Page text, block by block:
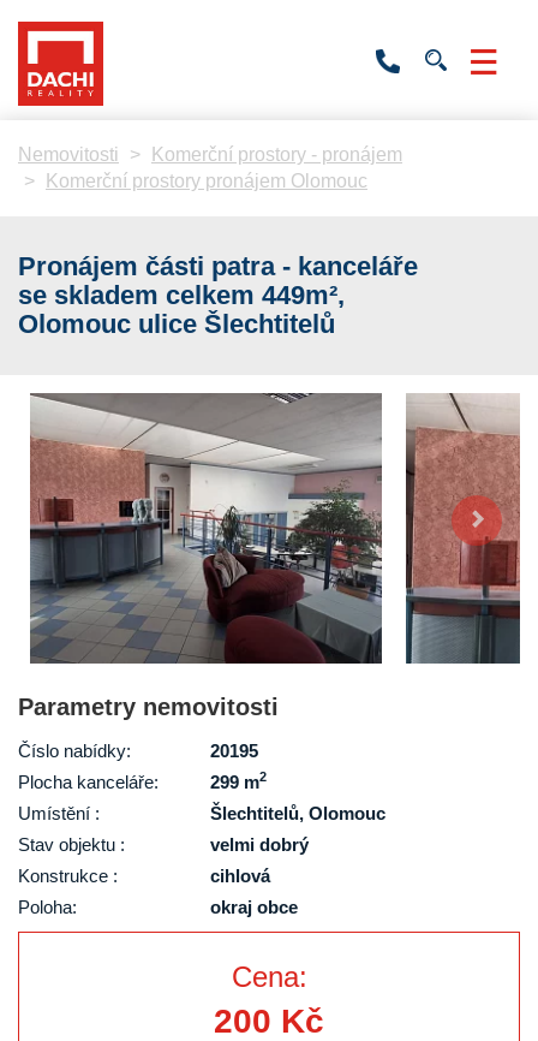
+420
Nemovitosti
Komerční prostory - pronájem
Komerční prostory pronájem Olomouc
Pronájem části patra - kanceláře
se skladem celkem 449m²,
Olomouc ulice Šlechtitelů
Cena:
200 Kč
Parametry nemovitosti
Číslo nabídky:
20195
Plocha kanceláře:
299 m2
Umístění :
Šlechtitelů, Olomouc
Stav objektu :
velmi dobrý
Konstrukce :
cihlová
Poloha:
okraj obce